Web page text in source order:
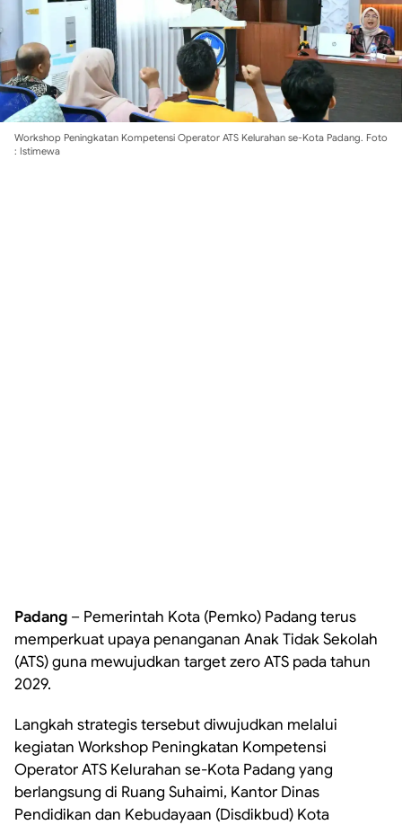
Workshop Peningkatan Kompetensi Operator ATS Kelurahan se-Kota Padang. Foto
: Istimewa
Padang – Pemerintah Kota (Pemko) Padang terus
memperkuat upaya penanganan Anak Tidak Sekolah
(ATS) guna mewujudkan target zero ATS pada tahun
2029.
Langkah strategis tersebut diwujudkan melalui
kegiatan Workshop Peningkatan Kompetensi
Operator ATS Kelurahan se-Kota Padang yang
berlangsung di Ruang Suhaimi, Kantor Dinas
Pendidikan dan Kebudayaan (Disdikbud) Kota